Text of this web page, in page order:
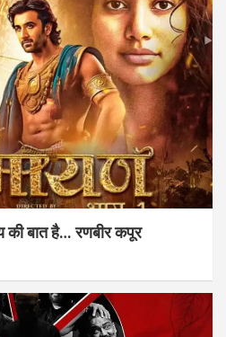
की बात है… रणबीर कपूर